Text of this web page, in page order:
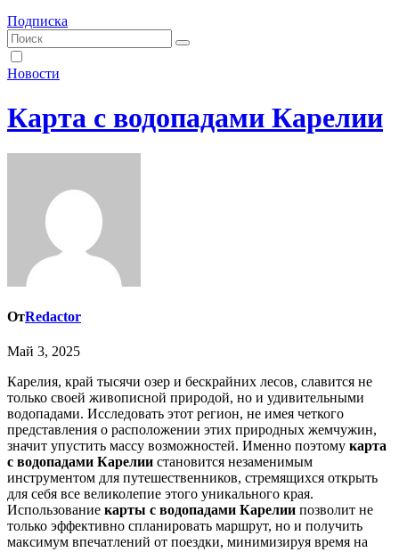
Подписка
Новости
Карта с водопадами Карелии
ОтRedactor
Май 3, 2025
Карелия, край тысячи озер и бескрайних лесов, славится не
только своей живописной природой, но и удивительными
водопадами. Исследовать этот регион, не имея четкого
представления о расположении этих природных жемчужин,
значит упустить массу возможностей. Именно поэтому карта
с водопадами Карелии становится незаменимым
инструментом для путешественников, стремящихся открыть
для себя все великолепие этого уникального края.
Использование карты с водопадами Карелии позволит не
только эффективно спланировать маршрут, но и получить
максимум впечатлений от поездки, минимизируя время на